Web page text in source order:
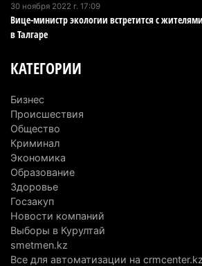
первоклассников начнут учить
интеллекту
6 августа 2026 г. 10:47
Казахстанцы назвали доход, при
6 августа 2026 г. 09:52
Пожар в Аксайском ущелье под
полностью ликвидирован спустя
6 августа 2026 г. 08:51
Минэкологии опровергло фото
в Алматинской области
5 августа 2026 г. 17:06
30 ноября 2022 г. 17:09
Вице-министр экологии встретится с
в Талгаре
КАТЕГОРИИ
Бизнес
Происшествия
Общество
Криминал
Экономика
Образование
Здоровье
Госзакуп
Новости компаний
Выборы в Курултай
smetmen.kz
Все для автоматизации на crmcenter.kz